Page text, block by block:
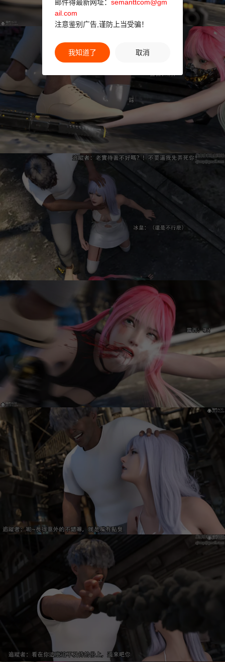
邮件得最新网址： semanttcom@gm
ail.com
注意鉴别广告,谨防上当受骗！
我知道了 取消